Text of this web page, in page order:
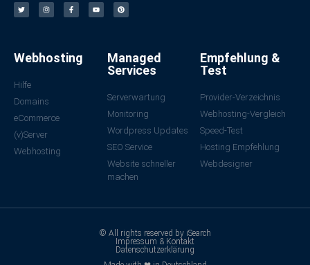
Webhosting
Hilfe
Domains
eCommerce
(v)Server
Webhosting
Managed
Services
Serverwartung
Monitoring
Wordpress Updates
SEO Service
Website schneller
machen
Empfehlung &
Test
Provider-Verzeichnis
Webhosting-Vergleich
Speed-Test
Hosting Empfehlung
Webdesigner
© All rights reserved by iSearch
Impressum & Kontakt
Datenschutzerklärung